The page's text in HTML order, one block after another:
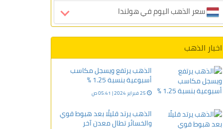
سعر الذهب اليوم في هولندا
اخبار الذهب
الذهب يرتفع ويسجل مكاسب
أسبوعية بنسبة 1.25 %
25 فبراير 2024 | 05:41 ص
الذهب يرتد قليلًا بعد هبوط قوي
والخسائر تطال معدن آخر